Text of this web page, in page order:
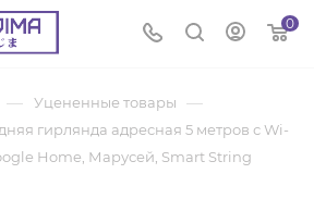
0
— Уцененные товары —
гирлянда адресная 5 метров с Wi-
Home, Марусей, Smart String